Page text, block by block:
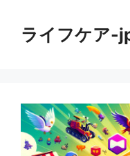
ライフケア-